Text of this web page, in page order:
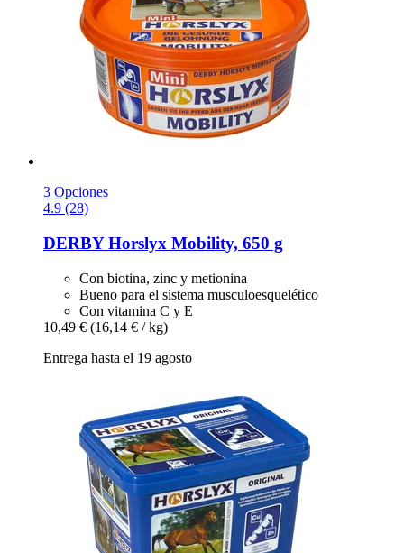
3 Opciones
4.9 (28)
DERBYHorslyx Mobility, 650 g
Con biotina, zinc y metionina
Bueno para el sistema musculoesquelético
Con vitamina C y E
10,49 € (16,14 € / kg)
Entrega hasta el 19 agosto